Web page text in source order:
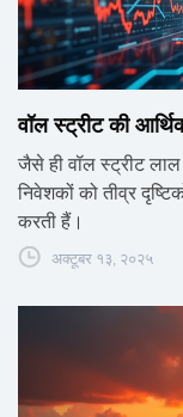
वॉल स्ट्रीट की
जैसे ही वॉल स्ट्रीट लाल
निवेशकों को तीव्र
करती हैं।
अक्टूबर १३, २०२५